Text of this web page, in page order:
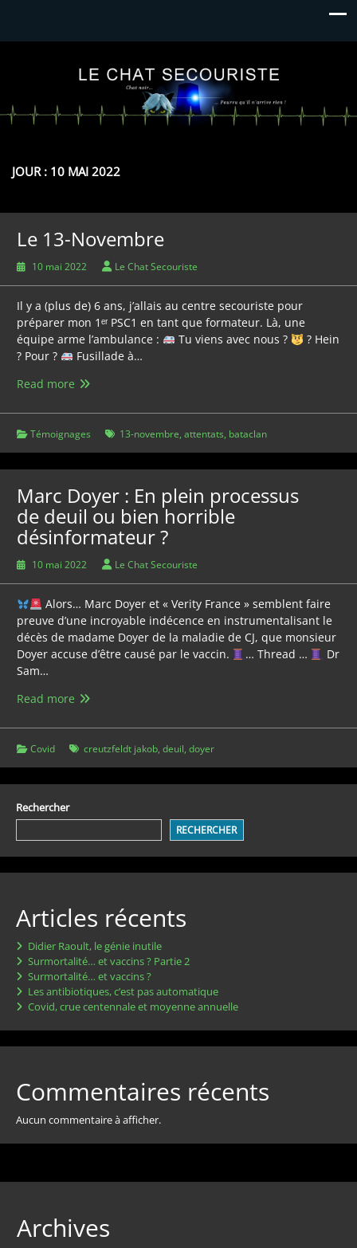
Le Chat Secouriste
Chat Noir… Pourvu qu'il n'arrive rien
JOUR : 10 MAI 2022
Le 13-Novembre
10 mai 2022 Le Chat Secouriste
Il y a (plus de) 6 ans, j’allais au centre secouriste pour
préparer mon 1ᵉʳ PSC1 en tant que formateur. Là, une
équipe arme l’ambulance :
Tu viens avec nous ?
? Hein
? Pour ?
Fusillade à…
Read more Le
Novembre
Témoignages 13-novembre, attentats, bataclan
Marc Doyer : En plein processus
de deuil ou bien horrible
désinformateur ?
10 mai 2022 Le Chat Secouriste
Alors… Marc Doyer et « Verity France » semblent faire
preuve d’une incroyable indécence en instrumentalisant le
décès de madame Doyer de la maladie de CJ, que monsieur
Doyer accuse d’être causé par le vaccin.
… Thread …
Dr
Sam…
Read more Marc
:
En
plein
processus
Covid creutzfeldt jakob, deuil, doyer
Rechercher
RECHERCHER
Articles récents
Didier Raoult, le génie inutile
Surmortalité… et vaccins ? Partie 2
Surmortalité… et vaccins ?
Les antibiotiques, c’est pas automatique
Covid, crue centennale et moyenne annuelle
Commentaires récents
Aucun commentaire à afficher.
Archives